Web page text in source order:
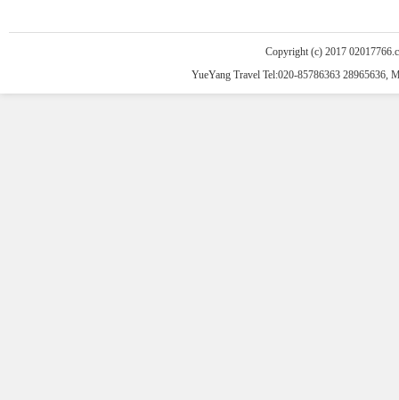
Copyright (c) 2017
YueYang Travel Tel:020-85786363 28965636,